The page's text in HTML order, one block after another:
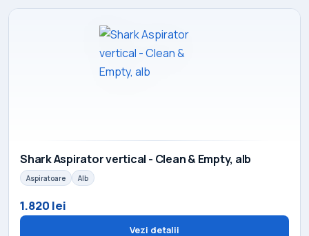
Shark Aspirator vertical - Clean & Empty, alb
Aspiratoare Alb
1.820 lei
Vezi detalii